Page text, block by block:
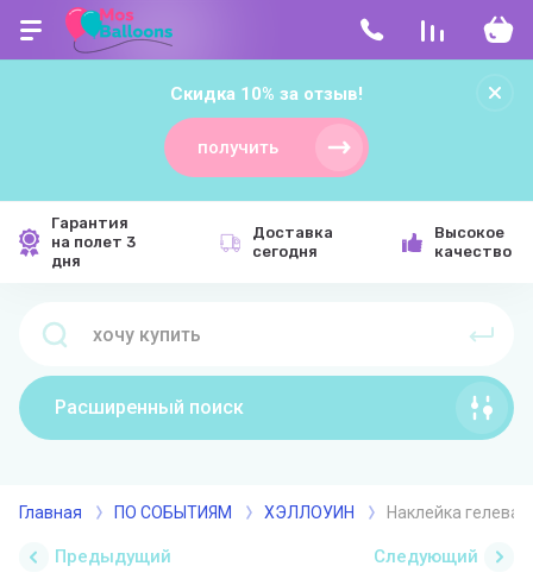
Скидка 10% за отзыв!
получить
Гарантия
на полет 3
дня
Доставка
сегодня
Высокое
качество
Расширенный поиск
Главная ПО СОБЫТИЯМ ХЭЛЛОУИН Наклейка
Предыдущий Следующий